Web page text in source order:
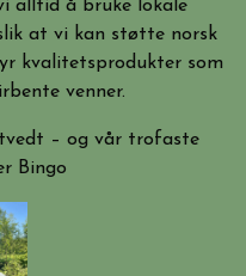
alltid å bruke lokale
at vi kan støtte norsk
kvalitetsprodukter som
venner.
– og vår trofaste
Bingo